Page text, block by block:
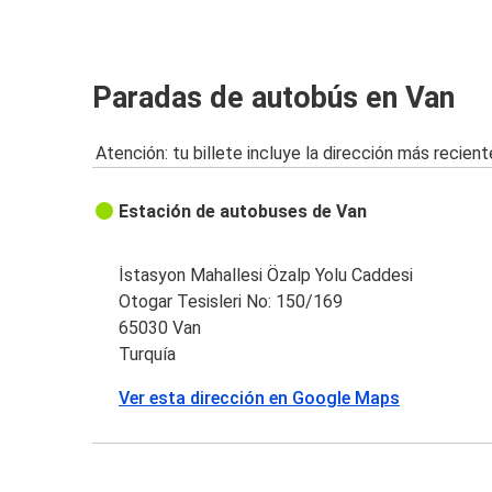
Paradas de autobús en Van
Atención: tu billete incluye la dirección más
Estación de autobuses de Van
İstasyon Mahallesi Özalp Yolu Caddesi
Otogar Tesisleri No: 150/169
65030 Van
Turquía
Ver esta dirección en Google Maps